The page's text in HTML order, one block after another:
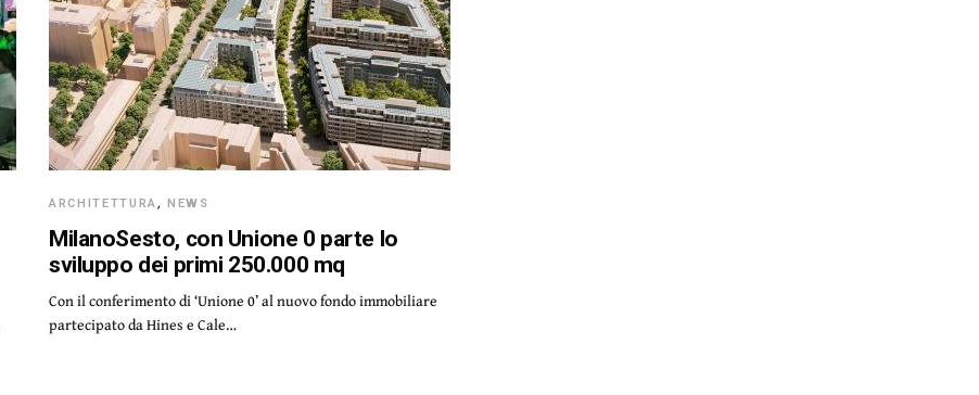
ARCHITETTURA,NEWS
MilanoSesto, con Unione 0 parte lo
sviluppo dei primi 250.000 mq
Con il conferimento di ‘Unione 0’ al nuovo fondo immobiliare
partecipato da Hines e Cale…